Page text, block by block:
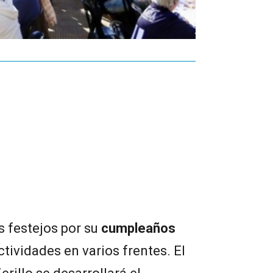
festejos por su cumpleaños
en varios frentes. El